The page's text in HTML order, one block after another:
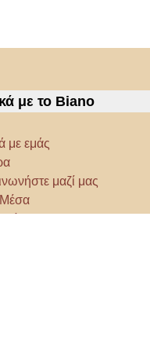
με το Biano
με εμάς
μαζί μας
Μέσα